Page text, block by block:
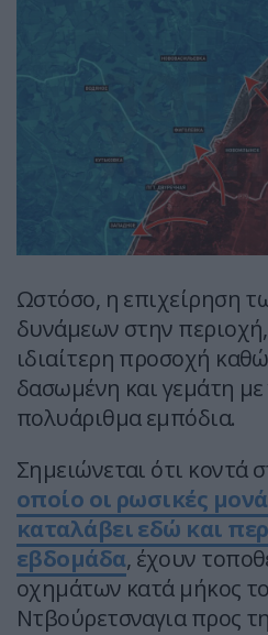
Ωστόσο, η επιχείρηση
δυνάμεων στην περιοχή,
ιδιαίτερη προσοχή
δασωμένη και γεμάτη
πολυάριθμα εμπόδια.
Σημειώνεται ότι κοντά
οποίο οι ρωσικές
καταλάβει εδώ και
εβδομάδα, έχουν
οχημάτων κατά μήκος
Ντβούρετσναγια προς